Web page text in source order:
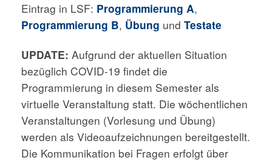
Eintrag in LSF: Programmierung A,
Programmierung B, Übung und Testate
UPDATE: Aufgrund der aktuellen Situation
bezüglich COVID-19 findet die
Programmierung in diesem Semester als
virtuelle Veranstaltung statt. Die wöchentlichen
Veranstaltungen (Vorlesung und Übung)
werden als Videoaufzeichnungen bereitgestellt.
Die Kommunikation bei Fragen erfolgt über